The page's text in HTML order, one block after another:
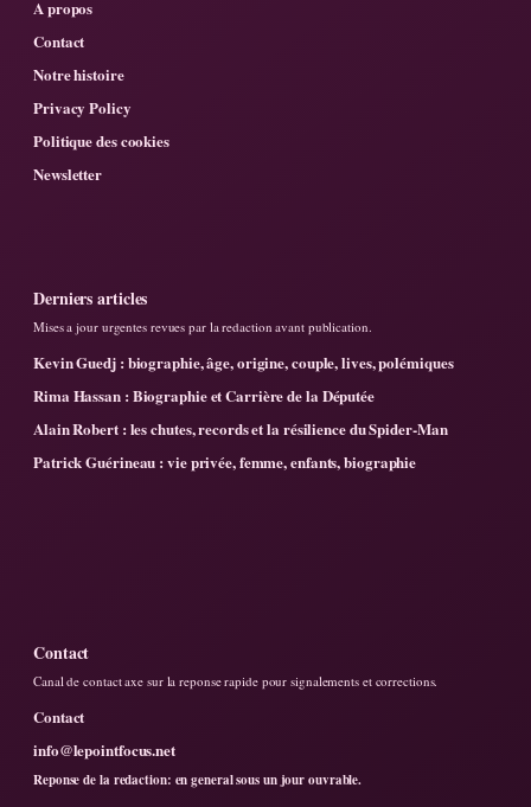
A propos
Contact
Notre histoire
Privacy Policy
Politique des cookies
Newsletter
Derniers articles
Mises a jour urgentes revues par la redaction avant publication.
Kevin Guedj : biographie, âge, origine, couple, lives, polémiques
Rima Hassan : Biographie et Carrière de la Députée
Alain Robert : les chutes, records et la résilience du Spider-Man
Patrick Guérineau : vie privée, femme, enfants, biographie
Contact
Canal de contact axe sur la reponse rapide pour signalements et corrections.
Contact
info@lepointfocus.net
Reponse de la redaction: en general sous un jour ouvrable.